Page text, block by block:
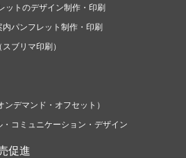
ットのデザイン制作・印刷
パンフレット制作・印刷
ブリマ印刷）
ンデマンド・オフセット）
・コミュニケーション・デザイン
促進